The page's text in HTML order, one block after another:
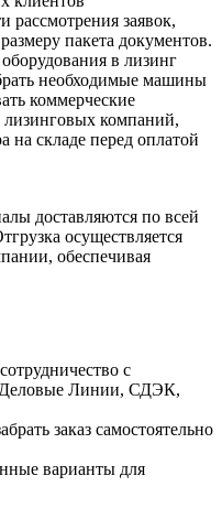
рассмотрения заявок,
пакета документов.
в лизинг
необходимые машины
коммерческие
лизинговых компаний,
на складе перед оплатой
доставляются по всей
осуществляется
обеспечивая
с
Деловые Линии, СДЭК,
заказ самостоятельно
варианты для